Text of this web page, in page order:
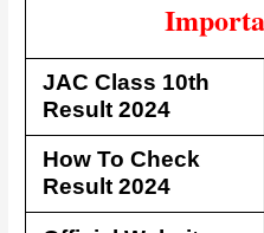
JAC Class 10th
Result 2024
How To Check
Result 2024